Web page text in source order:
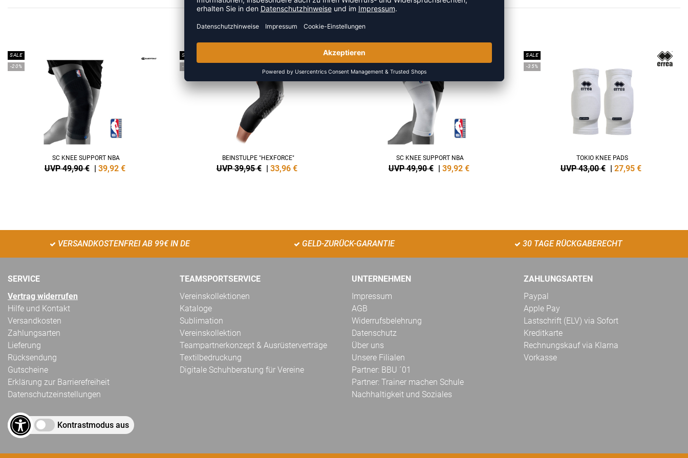
MEHR AUS DER KATEGORIE KNIE
SALE
-20%
SC KNEE SUPPORT NBA
UVP 49,90 € | 39,92 €
SALE
-15%
BEINSTULPE "HEXFORCE"
UVP 39,95 € | 33,96 €
SALE
SC KNEE SUPPORT NBA
UVP 49,90 € | 39,92 €
SALE
-35%
TOKIO KNEE PADS
UVP 43,00 € | 27,95 €
VERSANDKOSTENFREI AB 99€ IN DE GELD-ZURÜCK-GARANTIE 30 TAGE RÜCKGABERECHT
SERVICE
Vertrag widerrufen
Hilfe und Kontakt
Versandkosten
Zahlungsarten
Lieferung
Rücksendung
Gutscheine
Erklärung zur Barrierefreiheit
Datenschutzeinstellungen
Kontrastmodus aus
TEAMSPORTSERVICE
Vereinskollektionen
Kataloge
Sublimation
Vereinskollektion
Teampartnerkonzept & Ausrüsterverträge
Textilbedruckung
Digitale Schuhberatung für Vereine
UNTERNEHMEN
Impressum
AGB
Widerrufsbelehrung
Datenschutz
Über uns
Unsere Filialen
Partner: BBU ´01
Partner: Trainer machen Schule
Nachhaltigkeit und Soziales
ZAHLUNGSARTEN
Paypal
Apple Pay
Lastschrift (ELV) via Sofort
Kreditkarte
Rechnungskauf via Klarna
Vorkasse